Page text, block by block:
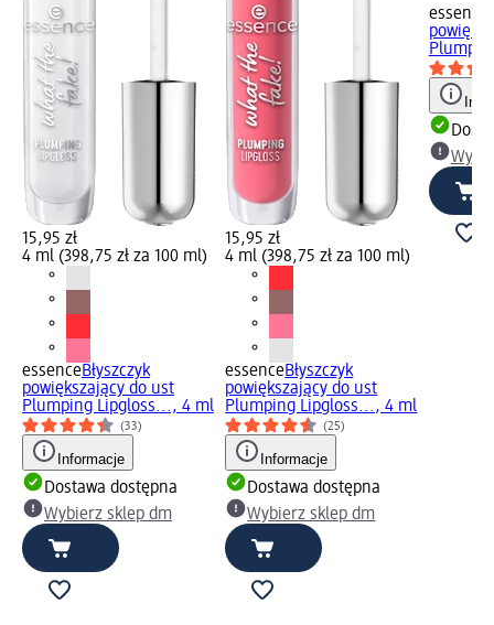
15,95 zł
4 ml (398,75 zł za 100 ml)
essenceBłyszczyk
powiększający do ust
Plumping Lipgloss..., 4 ml
(33)
Informacje
Dostawa dostępna
Wybierz sklep dm
15,95 zł
4 ml (398,75 zł za 100 ml)
essenceBłyszczyk
powiększający do ust
Plumping Lipgloss..., 4 ml
(25)
Informacje
Dostawa dostępna
Wybierz sklep dm
essence